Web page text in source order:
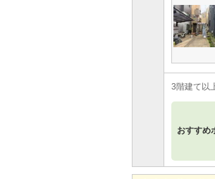
3階建て以
おすすめ